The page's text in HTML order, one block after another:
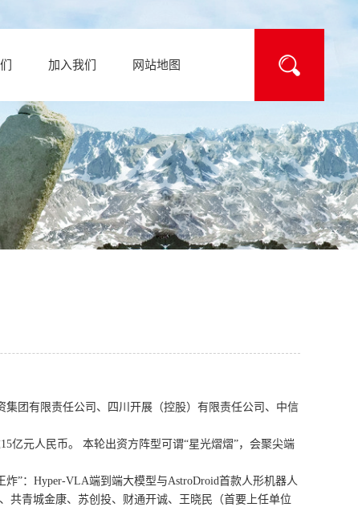
加入我们 网站地图
团有限责任公司、四川开展（控股）有限责任公司、中信
元人民币。 本轮出资方阵型可谓“星光熠熠”，会聚尖端
”：Hyper-VLA端到端大模型与AstroDroid首款人形机器人
青城金康、苏创投、财通开诚、王晓民（首要上任单位